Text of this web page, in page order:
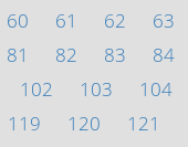
60 61 62 63
81 82 83 84
102 103 104
119 120 121